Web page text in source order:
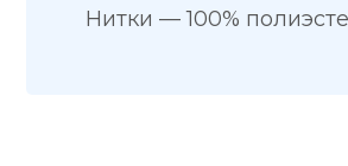
Нитки — 100%